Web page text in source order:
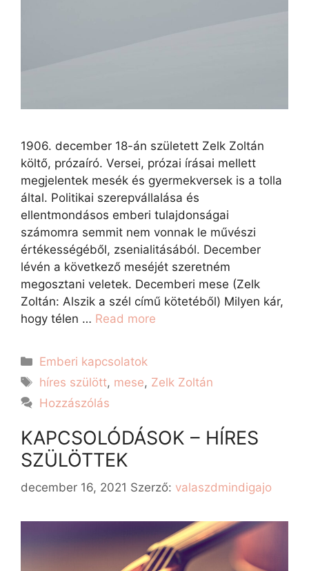
1906. december 18-án született Zelk Zoltán
költő, prózaíró. Versei, prózai írásai mellett
megjelentek mesék és gyermekversek is a tolla
által. Politikai szerepvállalása és
ellentmondásos emberi tulajdonságai
számomra semmit nem vonnak le művészi
értékességéből, zsenialitásából. December
lévén a következő meséjét szeretném
megosztani veletek. Decemberi mese (Zelk
Zoltán: Alszik a szél című kötetéből) Milyen kár,
hogy télen … Read more
Emberi kapcsolatok
híres szülött, mese, Zelk Zoltán
Hozzászólás
KAPCSOLÓDÁSOK – HÍRES
SZÜLÖTTEK
december 16, 2021 Szerző: valaszdmindigajo